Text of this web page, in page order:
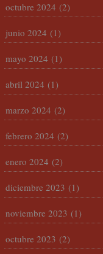
octubre 2024 (2)
junio 2024 (1)
mayo 2024 (1)
abril 2024 (1)
marzo 2024 (2)
febrero 2024 (2)
enero 2024 (2)
diciembre 2023 (1)
noviembre 2023 (1)
octubre 2023 (2)